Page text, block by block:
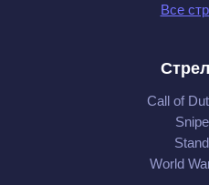
Все
Call of
World